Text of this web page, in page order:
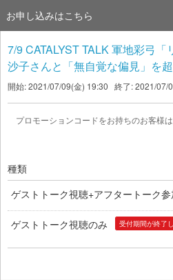
お申し込みはこちら
7/9 CATALYST TALK 軍地彩弓
沙子さんと「無自覚な偏見」を
開始: 2021/07/09(金) 19:30 終了: 2021/07/
プロモーションコードをお持ちのお客様
種類
ゲストトーク視聴+アフタートーク参
ゲストトーク視聴のみ 受付期間が終了